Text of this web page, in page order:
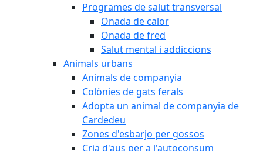
Programes de salut transversal
Onada de calor
Onada de fred
Salut mental i addiccions
Animals urbans
Animals de companyia
Colònies de gats ferals
Adopta un animal de companyia de
Cardedeu
Zones d'esbarjo per gossos
Cria d'aus per a l'autoconsum